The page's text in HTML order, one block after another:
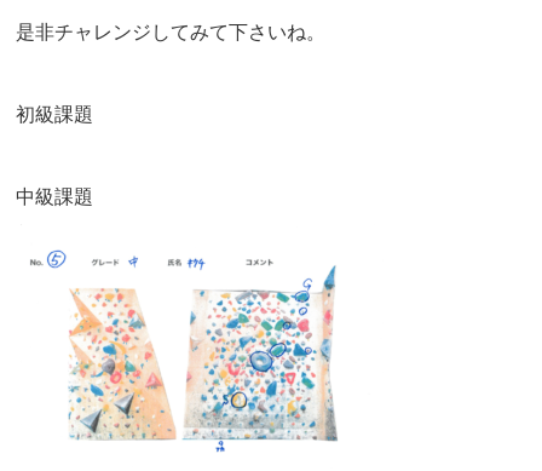
是非チャレンジしてみて下さいね。
初級課題
中級課題